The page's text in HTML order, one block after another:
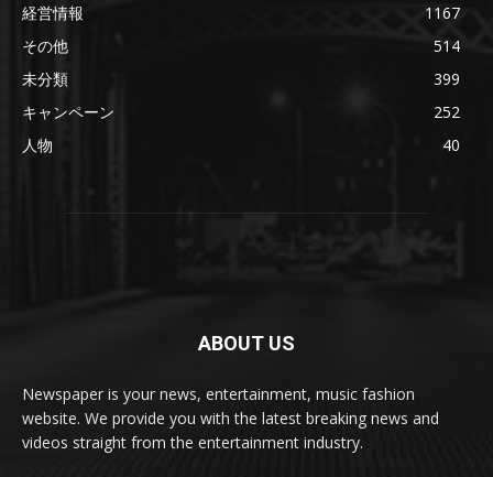
経営情報
1167
その他
514
未分類
399
キャンペーン
252
人物
40
ABOUT US
Newspaper is your news, entertainment, music fashion
website. We provide you with the latest breaking news and
videos straight from the entertainment industry.